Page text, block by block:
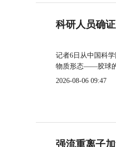
科研人员确
记者6日从中国科
物质形态——胶球的
2026-08-06 09:47
强流重离子